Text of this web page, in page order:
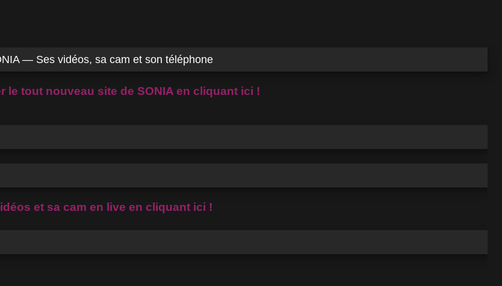
— Ses vidéos, sa cam et son téléphone
le tout nouveau site de SONIA en cliquant ici !
et sa cam en live en cliquant ici !